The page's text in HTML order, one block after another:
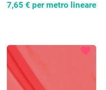
7,65 € per metro lineare
favorite